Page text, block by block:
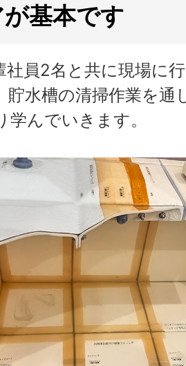
基本です
社員2名と共に現場に
貯水槽の清掃作業を通
学んでいきます。